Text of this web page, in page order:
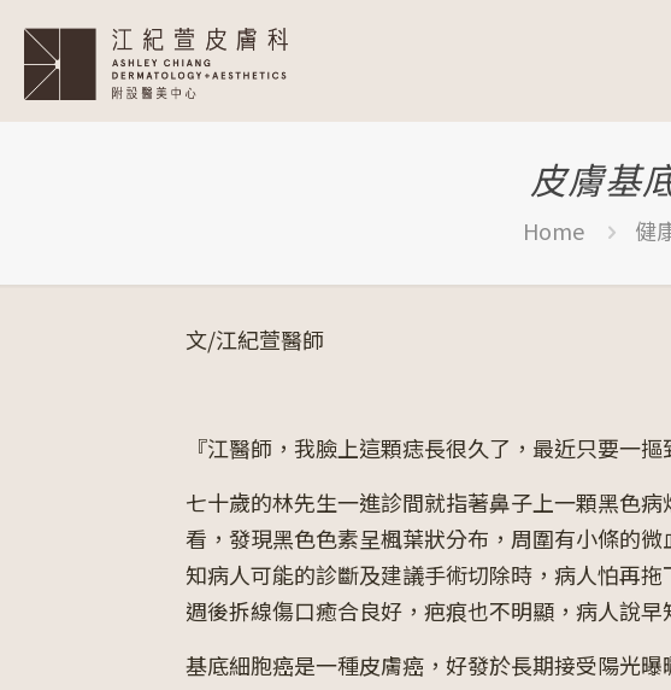
皮膚基
Home 健
文/江紀萱醫師
『江醫師，我臉上這顆痣長很久了，最近只要一摳
七十歲的林先生一進診間就指著鼻子上一顆黑色
看，發現黑色色素呈楓葉狀分布，周圍有小條的
知病人可能的診斷及建議手術切除時，病人怕再
週後拆線傷口癒合良好，疤痕也不明顯，病人說早
基底細胞癌是一種皮膚癌，好發於長期接受陽光